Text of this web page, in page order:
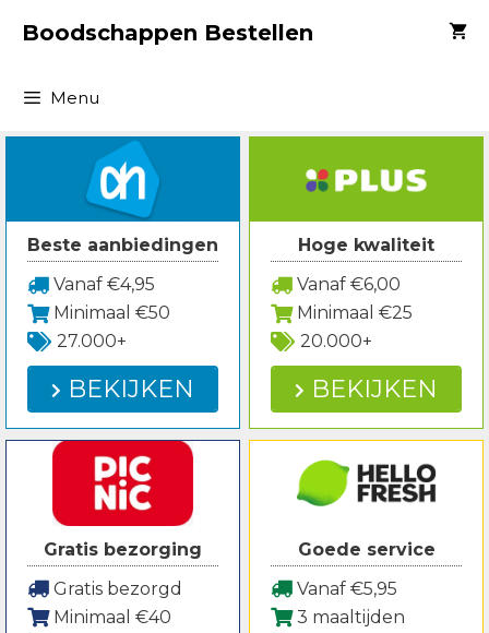
naarBoodschappen Bestellen
Menu
Beste aanbiedingen
Vanaf €4,95
Minimaal €50
27.000+
BEKIJKEN
Hoge kwaliteit
Vanaf €6,00
Minimaal €25
20.000+
BEKIJKEN
Gratis bezorging
Gratis bezorgd
Minimaal €40
Goede service
Vanaf €5,95
3 maaltijden